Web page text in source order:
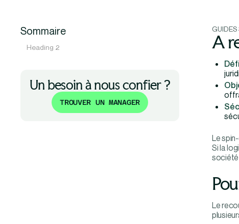
Sommaire
Heading 2
Un besoin à nous confier ?
TROUVER UN MANAGER
A
Le
Si la
société
Le